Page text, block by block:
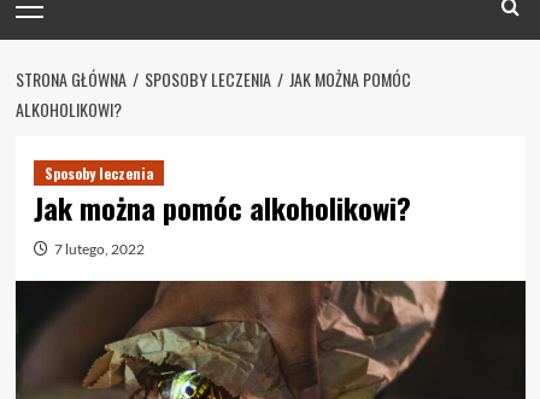
Menu
STRONA GŁÓWNA SPOSOBY LECZENIA
JAK MOŻNA POMÓC
ALKOHOLIKOWI?
Sposoby leczenia
Jak można pomóc alkoholikowi?
7 lutego, 2022